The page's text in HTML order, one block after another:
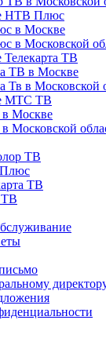
НТВ Плюс
в Москве
в Московской
ТВ
ТВ в Москве
Тв в Московской
МТС ТВ
Москве
ТВ
ТВ